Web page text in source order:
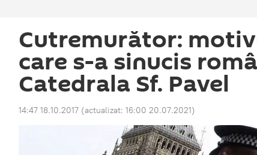
Cutremurător:
care s-a sinucis
Catedrala Sf. Pavel
14:47 18.10.2017 (actualizat: 16:00 20.07.2021)